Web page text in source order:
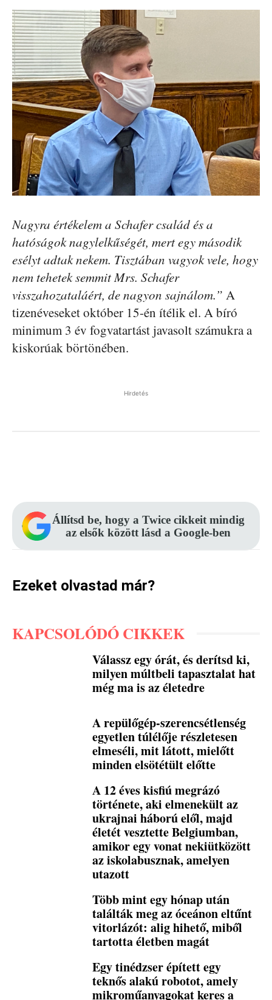
Nagyra értékelem a Schafer család és a
hatóságok nagylelkűségét, mert egy második
esélyt adtak nekem. Tisztában vagyok vele, hogy
nem tehetek semmit Mrs. Schafer
visszahozataláért, de nagyon sajnálom.” A
tizenéveseket október 15-én ítélik el. A bíró
minimum 3 év fogvatartást javasolt számukra a
kiskorúak börtönében.
Hirdetés
Állítsd be, hogy a Twice cikkeit mindig
az elsők között lásd a Google-ben
Ezeket olvastad már?
KAPCSOLÓDÓ CIKKEK
Válassz egy órát, és derítsd ki,
milyen múltbeli tapasztalat hat
még ma is az életedre
A repülőgép-szerencsétlenség
egyetlen túlélője részletesen
elmeséli, mit látott, mielőtt
minden elsötétült előtte
A 12 éves kisfiú megrázó
története, aki elmenekült az
ukrajnai háború elől, majd
életét vesztette Belgiumban,
amikor egy vonat nekiütközött
az iskolabusznak, amelyen
utazott
Több mint egy hónap után
találták meg az óceánon eltűnt
vitorlázót: alig hihető, miből
tartotta életben magát
Egy tinédzser épített egy
teknős alakú robotot, amely
mikroműanyagokat keres a